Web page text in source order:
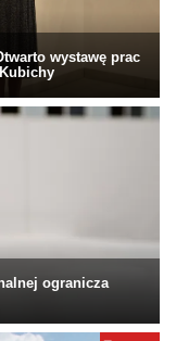
wystawę prac
ogranicza